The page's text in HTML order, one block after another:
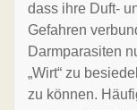
dass ihre Duft-
Gefahren
Darmparasiten
„Wirt“ zu
zu können.